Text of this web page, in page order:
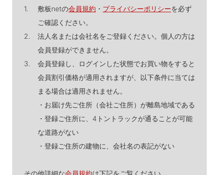
1. 敷板netの会員規約 ・ プライバシーポリシーを必ず
ご確認ください。
2.
法人名または会社名をご登録ください。個人の方は
会員登録ができません。
3.
会員登録し、ログインした状態でお買い物をすると
会員割引価格が適用されますが、以下条件に当ては
まる場合は適用されません。
・お届け先ご住所（会社ご住所）が離島地域である
・登録ご住所に、4トントラックが通ることが可能
な道路がない
・登録ご住所の建物に、会社名の表記がない